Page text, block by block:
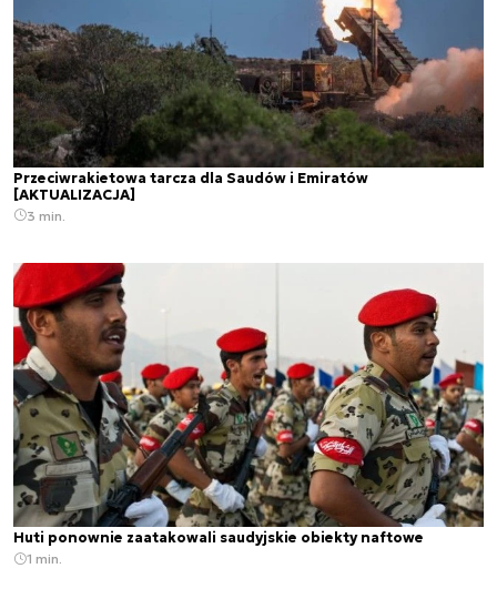
Przeciwrakietowa tarcza dla Saudów i Emiratów
[AKTUALIZACJA]
3 min.
Huti ponownie zaatakowali saudyjskie obiekty naftowe
1 min.